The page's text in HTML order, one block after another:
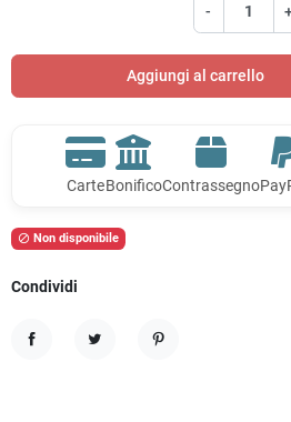
-
Aggiungi al carrello
CarteBonificoContrassegno
 Non disponibile
Condividi